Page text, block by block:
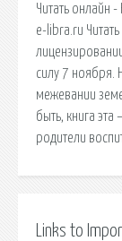
Читать онлайн
e-libra.ru
силу 7 ноября.
межевании
быть, книга
родители
Links to